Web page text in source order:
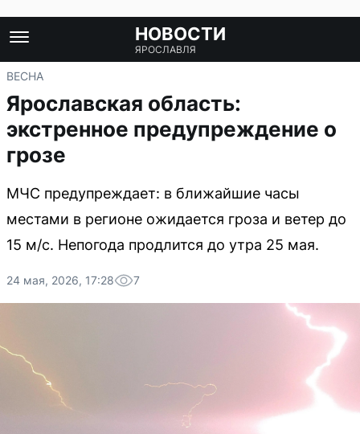
НОВОСТИ
ЯРОСЛАВЛЯ
ВЕСНА
Ярославская область:
экстренное предупреждение о
грозе
МЧС предупреждает: в ближайшие часы
местами в регионе ожидается гроза и ветер до
15 м/с. Непогода продлится до утра 25 мая.
24 мая, 2026, 17:28 7